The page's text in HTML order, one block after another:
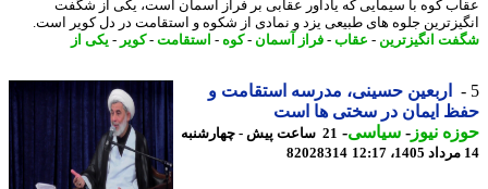
کوه با سیمایی که یادآور عقابی بر فراز آسمان است، یکی از شگفت
جلوه های طبیعی یزد و نمادی از شکوه و استقامت در دل کویر است.
انگیزترین- عقاب-فراز آسمان-کوه-استقامت-کویر-یکی از
اربعین حسینی، مدرسه استقامت و
ایمان در سختی ها است
نیوز-سیاسی-
21 ساعت پیش - چهارشنبه
82028314